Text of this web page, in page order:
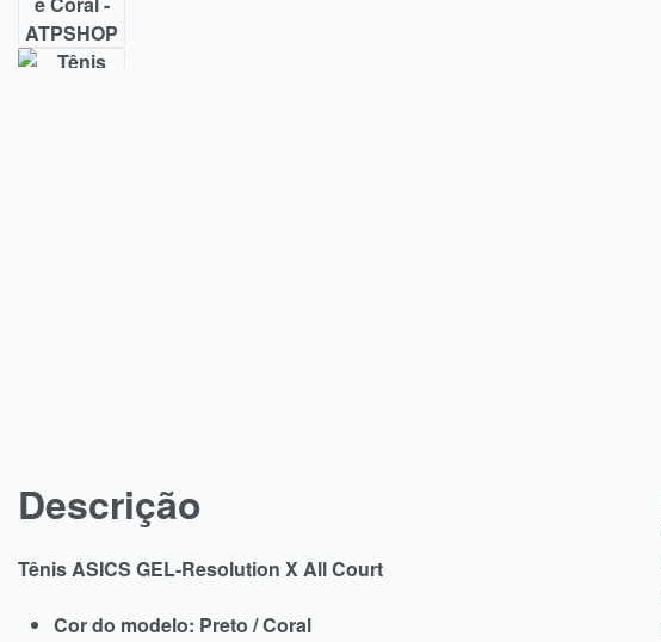
Descrição
Tênis ASICS GEL-Resolution X All Court
Cor do modelo: Preto / Coral